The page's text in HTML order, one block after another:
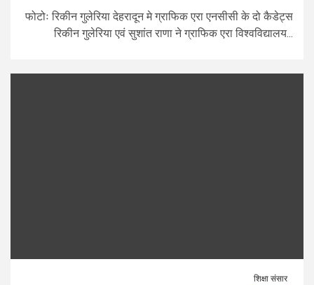
फोटोः रिकीन गुलेरिया देहरादून मे ग्राफिक एरा एनसीसी के दो कैडेट्स
रिकीन गुलेरिया एवं सुशांत राणा ने ग्राफिक एरा विश्वविद्यालय...
शिक्षा संसार